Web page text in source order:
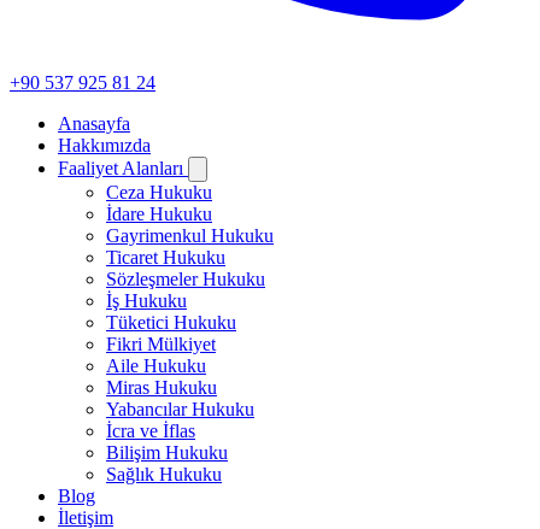
+90 537 925 81 24
Anasayfa
Hakkımızda
Faaliyet Alanları
Ceza Hukuku
İdare Hukuku
Gayrimenkul Hukuku
Ticaret Hukuku
Sözleşmeler Hukuku
İş Hukuku
Tüketici Hukuku
Fikri Mülkiyet
Aile Hukuku
Miras Hukuku
Yabancılar Hukuku
İcra ve İflas
Bilişim Hukuku
Sağlık Hukuku
Blog
İletişim